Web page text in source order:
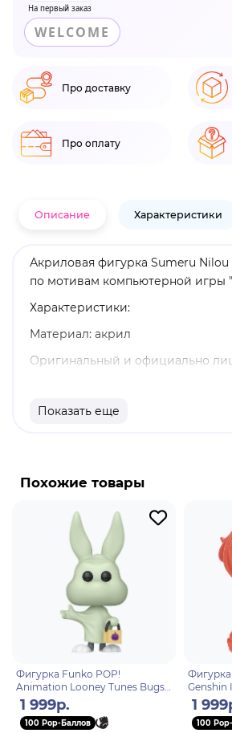
На первый заказ
WELCOME
Про доставку
Про оплату
Описание Характеристики
Акриловая фигурка Sumeru Nilou
по мотивам компьютерной игры
Характеристики:
Материал: акрил
Оригинальный и официально
Бренд: Genshin Impact
элементального навыка
танцевальных шагов во время
элементального навыка она
противникам урон Гидро или
Мокрый, а её взрыв стихии
врагам в области действия.
Показать еще
Похожие товары
Фигурка Funko POP!
Animation Looney Tunes Bugs
Bunny (Ghost) (1673) 80870
1 999р.
100 Pop-Баллов
Фигурка
Genshin
1
100